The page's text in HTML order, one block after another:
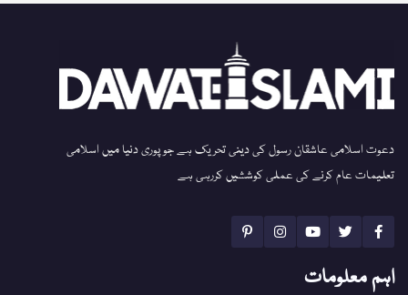
دعوت اسلامی عاشقان رسول کی دینی تحریک ہے جو پوری دنیا میں اسلامی
تعلیمات عام کرنے کی عملی کوششیں کررہی ہے
اہم معلومات